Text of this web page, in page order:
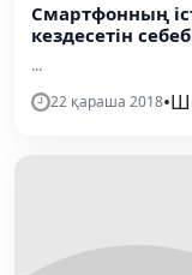
Смартфонның
кездесетін
...
22 қараша 2018•